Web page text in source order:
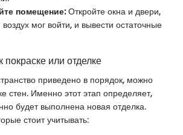
помещение:Откройте окна и двери,
мог войти, и вывести остаточные
покраске или отделке
приведено в порядок, можно
стен. Именно этот этап определяет,
будет выполнена новая отделка.
стоит учитывать: